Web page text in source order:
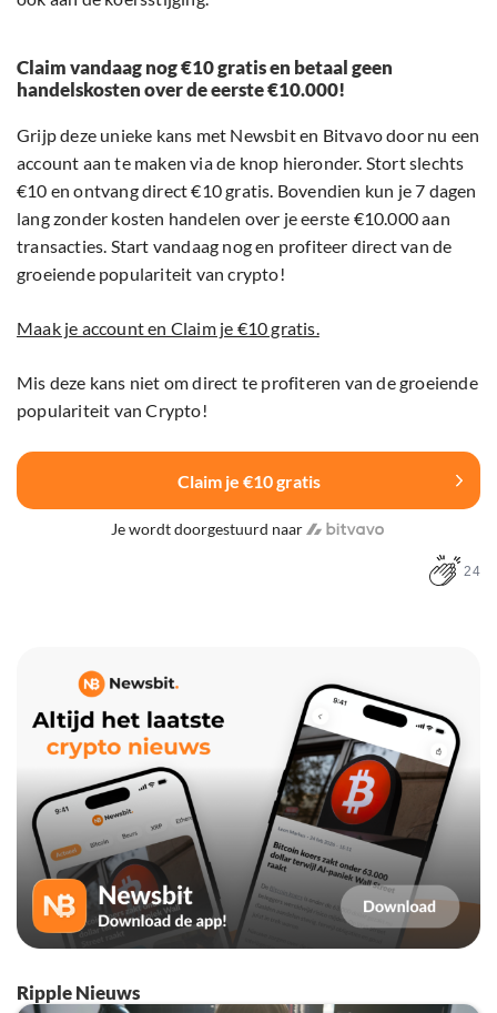
Claim vandaag nog €10 gratis en betaal geen
handelskosten over de eerste €10.000!
Grijp deze unieke kans met Newsbit en Bitvavo door nu een
account aan te maken via de knop hieronder. Stort slechts
€10 en ontvang direct €10 gratis. Bovendien kun je 7 dagen
lang zonder kosten handelen over je eerste €10.000 aan
transacties. Start vandaag nog en profiteer direct van de
groeiende populariteit van crypto!
Maak je account en Claim je €10 gratis.
Mis deze kans niet om direct te profiteren van de groeiende
populariteit van Crypto!
Claim je €10 gratis
Je wordt doorgestuurd naar
24
Ripple Nieuws